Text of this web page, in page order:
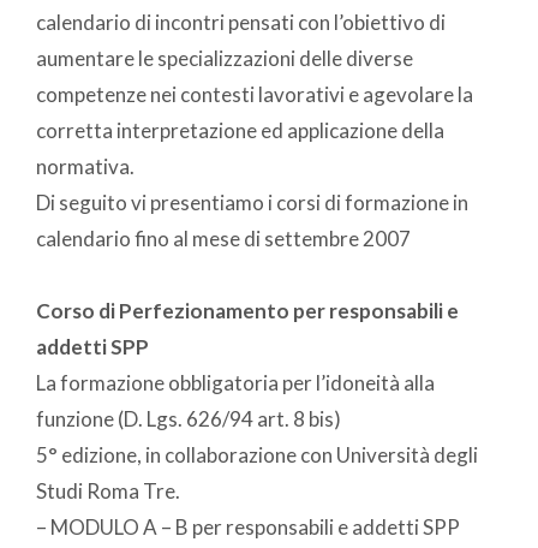
calendario di incontri pensati con l’obiettivo di
aumentare le specializzazioni delle diverse
competenze nei contesti lavorativi e agevolare la
corretta interpretazione ed applicazione della
normativa.
Di seguito vi presentiamo i corsi di formazione in
calendario fino al mese di settembre 2007
Corso di Perfezionamento per responsabili e
addetti SPP
La formazione obbligatoria per l’idoneità alla
funzione (D. Lgs. 626/94 art. 8 bis)
5° edizione, in collaborazione con Università degli
Studi Roma Tre.
– MODULO A – B per responsabili e addetti SPP